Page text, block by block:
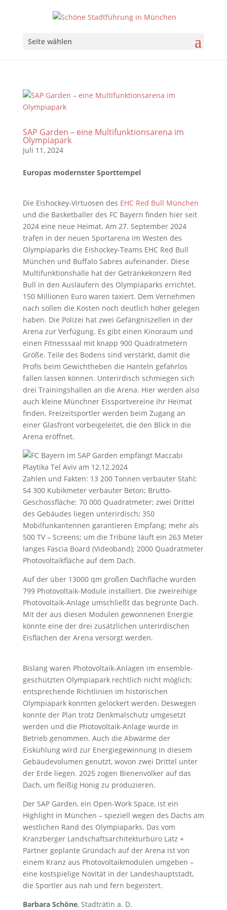
Seite wählen
SAP Garden – eine Multifunktionsarena im
Olympiapark
Juli 11, 2024
Europas modernster Sporttempel
Die Eishockey-Virtuosen des EHC Red Bull München
und die Basketballer des FC Bayern finden hier seit
2024 eine neue Heimat. Am 27. September 2024
trafen in der neuen Sportarena im Westen des
Olympiaparks die Eishockey-Teams EHC Red Bull
München und Buffalo Sabres aufeinander. Diese
Multifunktionshalle hat der Getränkekonzern Red
Bull in den Ausläufern des Olympiaparks errichtet.
150 Millionen Euro waren taxiert. Dem Vernehmen
nach sollen die Kosten noch deutlich höher gelegen
haben. Die Polizei hat zwei Gefängniszellen in der
Arena zur Verfügung. Es gibt einen Kinoraum und
einen Fitnesssaal mit knapp 900 Quadratmetern
Größe. Teile des Bodens sind verstärkt, damit die
Profis beim Gewichtheben die Hanteln gefahrlos
fallen lassen können. Unterirdisch schmiegen sich
drei Trainingshallen an die Arena. Hier werden also
auch kleine Münchner Eissportvereine ihr Heimat
finden. Freizeitsportler werden beim Zugang an
einer Glasfront vorbeigeleitet, die den Blick in die
Arena eröffnet.
Zahlen und Fakten: 13 200 Tonnen verbauter Stahl;
54 300 Kubikmeter verbauter Beton; Brutto-
Geschossfläche: 70 000 Quadratmeter; zwei Drittel
des Gebäudes liegen unterirdisch; 350
Mobilfunkantennen garantieren Empfang; mehr als
500 TV – Screens; um die Tribüne läuft ein 263 Meter
langes Fascia Board (Videoband); 2000 Quadratmeter
Photovoltaikfläche auf dem Dach.
Auf der über 13000 qm großen Dachfläche wurden
799 Photovoltaik-Module installiert. Die zweireihige
Photovoltaik-Anlage umschließt das begrünte Dach.
Mit der aus diesen Modulen gewonnenen Energie
könnte eine der drei zusätzlichen unterirdischen
Eisflächen der Arena versorgt werden.
Bislang waren Photovoltaik-Anlagen im ensemble-
geschützten Olympiapark rechtlich nicht möglich;
entsprechende Richtlinien im historischen
Olympiapark konnten gelockert werden. Deswegen
konnte der Plan trotz Denkmalschutz umgesetzt
werden und die Photovoltaik-Anlage wurde in
Betrieb genommen. Auch die Abwärme der
Eiskühlung wird zur Energiegewinnung in diesem
Gebäudevolumen genutzt, wovon zwei Drittel unter
der Erde liegen. 2025 zogen Bienenvölker auf das
Dach, um fleißig Honig zu produzieren.
Der SAP Garden, ein Open-Work Space, ist ein
Highlight in München – speziell wegen des Dachs am
westlichen Rand des Olympiaparks. Das vom
Kranzberger Landschaftsarchitekturbüro Latz +
Partner geplante Gründach auf der Arena ist von
einem Kranz aus Photovoltaikmodulen umgeben –
eine kostspielige Novität in der Landeshauptstadt,
die Sportler aus nah und fern begeistert.
Barbara Schöne, Stadträtin a. D.